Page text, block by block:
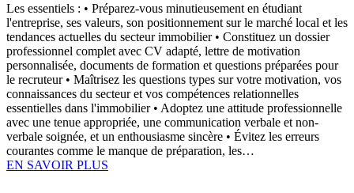
Les essentiels : • Préparez-vous minutieusement en étudiant
l'entreprise, ses valeurs, son positionnement sur le marché local et les
tendances actuelles du secteur immobilier • Constituez un dossier
professionnel complet avec CV adapté, lettre de motivation
personnalisée, documents de formation et questions préparées pour
le recruteur • Maîtrisez les questions types sur votre motivation, vos
connaissances du secteur et vos compétences relationnelles
essentielles dans l'immobilier • Adoptez une attitude professionnelle
avec une tenue appropriée, une communication verbale et non-
verbale soignée, et un enthousiasme sincère • Évitez les erreurs
courantes comme le manque de préparation, les…
EN SAVOIR PLUS